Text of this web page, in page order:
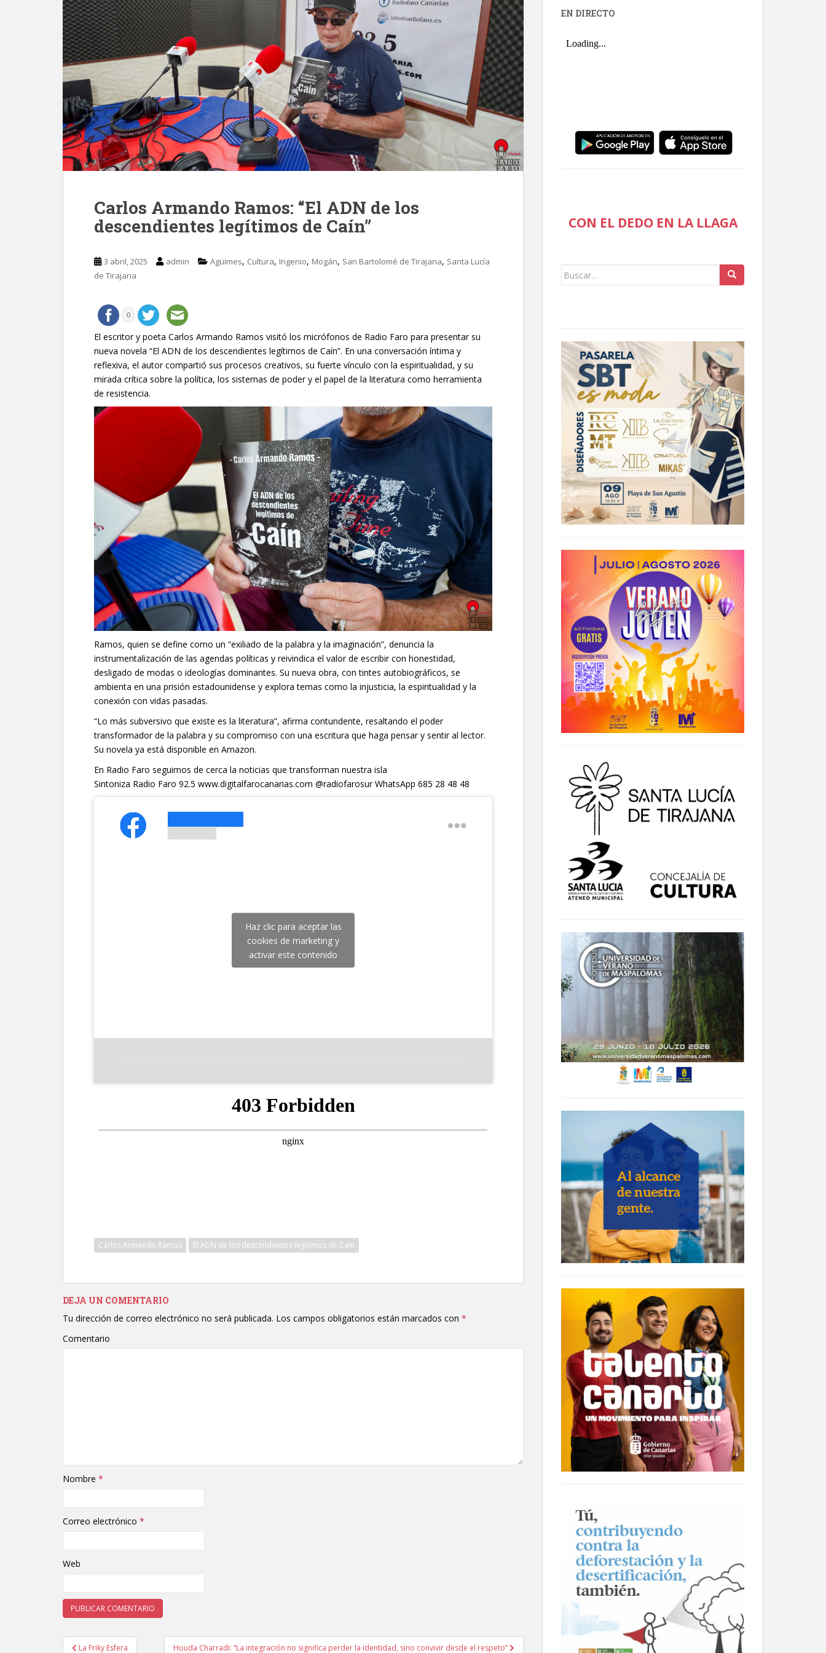
Carlos Armando Ramos: “El ADN de los
descendientes legítimos de Caín”
3 abril, 2025 admin Agüimes, Cultura, Ingenio, Mogán, San Bartolomé de Tirajana, Santa Lucía
de Tirajana
0
El escritor y poeta Carlos Armando Ramos visitó los micrófonos de Radio Faro para presentar su
nueva novela “El ADN de los descendientes legítimos de Caín”. En una conversación íntima y
reflexiva, el autor compartió sus procesos creativos, su fuerte vínculo con la espiritualidad, y su
mirada crítica sobre la política, los sistemas de poder y el papel de la literatura como herramienta
de resistencia.
Ramos, quien se define como un “exiliado de la palabra y la imaginación”, denuncia la
instrumentalización de las agendas políticas y reivindica el valor de escribir con honestidad,
desligado de modas o ideologías dominantes. Su nueva obra, con tintes autobiográficos, se
ambienta en una prisión estadounidense y explora temas como la injusticia, la espiritualidad y la
conexión con vidas pasadas.
“Lo más subversivo que existe es la literatura”, afirma contundente, resaltando el poder
transformador de la palabra y su compromiso con una escritura que haga pensar y sentir al lector.
Su novela ya está disponible en Amazon.
En Radio Faro seguimos de cerca la noticias que transforman nuestra isla
Sintoniza Radio Faro 92.5 www.digitalfarocanarias.com @radiofarosur WhatsApp 685 28 48 48
Haz clic para aceptar las
cookies de marketing y
activar este contenido
Carlos Armando Ramos El ADN de los descendientes legítimos de Caín
DEJA UN COMENTARIO
Tu dirección de correo electrónico no será publicada. Los campos obligatorios están marcados con *
Comentario
Nombre *
Correo electrónico *
Web
La Friky Esfera Houda Charradi: “La integración no significa perder la identidad, sino convivir desde el respeto”
EN DIRECTO
CON EL DEDO EN LA LLAGA
Buscar: